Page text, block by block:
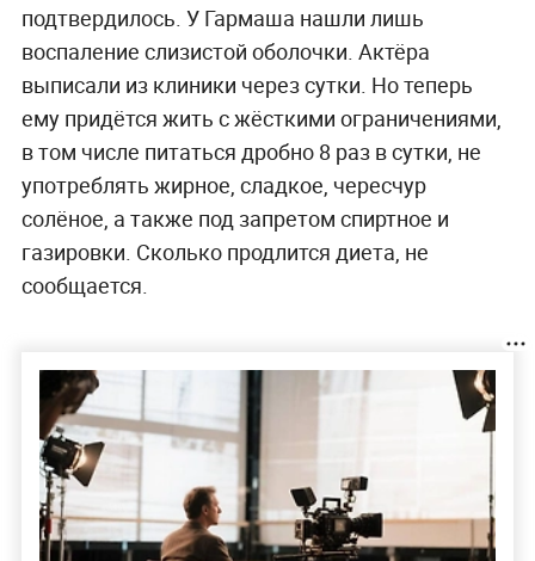
подтвердилось. У Гармаша нашли лишь
воспаление слизистой оболочки. Актёра
выписали из клиники через сутки. Но теперь
ему придётся жить с жёсткими ограничениями,
в том числе питаться дробно 8 раз в сутки, не
употреблять жирное, сладкое, чересчур
солёное, а также под запретом спиртное и
газировки. Сколько продлится диета, не
сообщается.